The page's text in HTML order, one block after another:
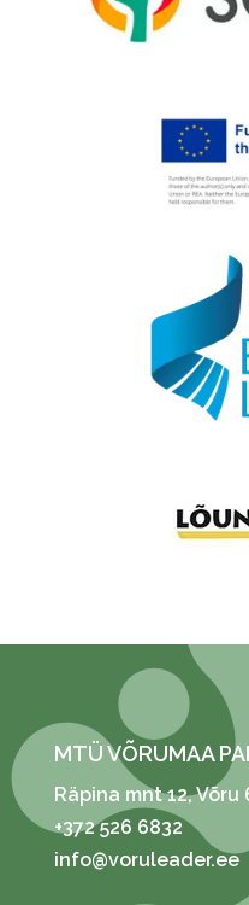
MTÜ VÕRUMAA
Räpina mnt 12, Võru
+372 526 6832
info@voruleader.ee